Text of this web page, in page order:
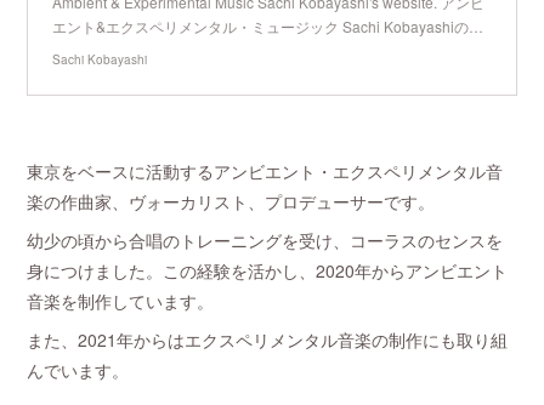
エント&エクスペリメンタル・ミュージック Sachi Kobayashiの…
Sachi Kobayashi
東京をベースに活動するアンビエント・エクスペリメンタル音
楽の作曲家、ヴォーカリスト、プロデューサーです。
幼少の頃から合唱のトレーニングを受け、コーラスのセンスを
身につけました。この経験を活かし、2020年からアンビエント
音楽を制作しています。
また、2021年からはエクスペリメンタル音楽の制作にも取り組
んでいます。